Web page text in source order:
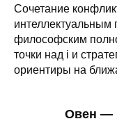
Сочетание
философским
точки над i и
ориентиры на
Овен —